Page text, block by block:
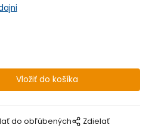
do obľúbených Zdielať